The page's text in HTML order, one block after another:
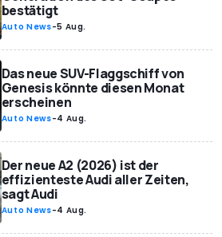
bestätigt
Auto News-5 Aug.
Das neue SUV-Flaggschiff von
Genesis könnte diesen Monat
erscheinen
Auto News-4 Aug.
Der neue A2 (2026) ist der
effizienteste Audi aller Zeiten,
sagt Audi
Auto News-4 Aug.